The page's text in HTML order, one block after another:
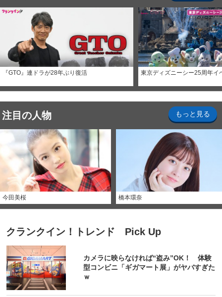
『GTO』連ドラが28年ぶり復活 東京ディズニーシー25周年イ
注目の人物 もっと見る
今田美桜 橋本環奈
クランクイン！トレンド Pick Up
カメラに映らなければ“盗み”OK！ 体験
型コンビニ「ギガマート展」がヤバすぎた
ｗ